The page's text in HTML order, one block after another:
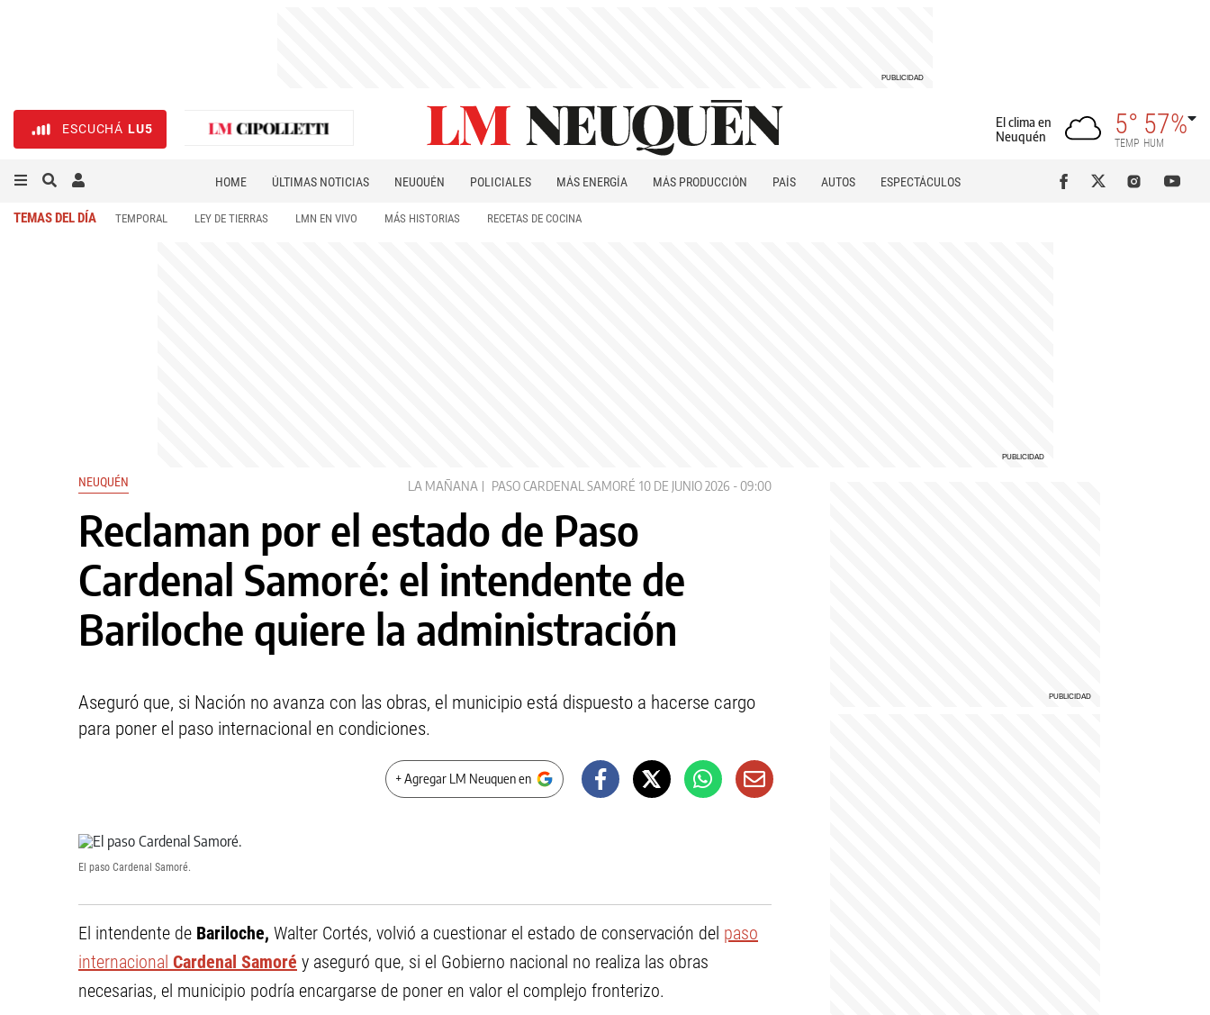
ESCUCHÁ LU5
El clima en
Neuquén
5°
TEMP
57%
HUM
HOME ÚLTIMAS NOTICIAS NEUQUÉN POLICIALES MÁS ENERGÍA MÁS PRODUCCIÓN PAÍS AUTOS
ESPECTÁCULOS
TEMAS DEL DÍA TEMPORAL LEY DE TIERRAS LMN EN VIVO MÁS HISTORIAS RECETAS DE COCINA
NEUQUÉN LA MAÑANA PASO CARDENAL SAMORÉ 10 DE JUNIO 2026 - 09:00
Reclaman por el estado de Paso
Cardenal Samoré: el intendente de
Bariloche quiere la administración
Aseguró que, si Nación no avanza con las obras, el municipio está dispuesto a hacerse cargo
para poner el paso internacional en condiciones.
+ Agregar LM Neuquen en
El paso Cardenal Samoré.
El intendente de Bariloche, Walter Cortés, volvió a cuestionar el estado de conservación del paso
internacional Cardenal Samoré y aseguró que, si el Gobierno nacional no realiza las obras
necesarias, el municipio podría encargarse de poner en valor el complejo fronterizo.